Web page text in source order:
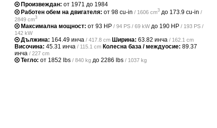
Произвеждан: от 1971 до 1984
Работен обем на двигателя: от 98 cu-in / 1606 cm3 до 173.9 cu-in /
2849 cm3
Максимална мощност: от 93 HP / 94 PS / 69 kWдо 190 HP / 193 PS /
142 kW
Дължина: 164.49 инча / 417.8 cm Ширина: 63.82 инча / 162.1 cm
Височина: 45.31 инча / 115.1 cm Колесна база / междуосие: 89.37
инча / 227 cm
Тегло: от 1852 lbs / 840 kg до 2286 lbs / 1037 kg